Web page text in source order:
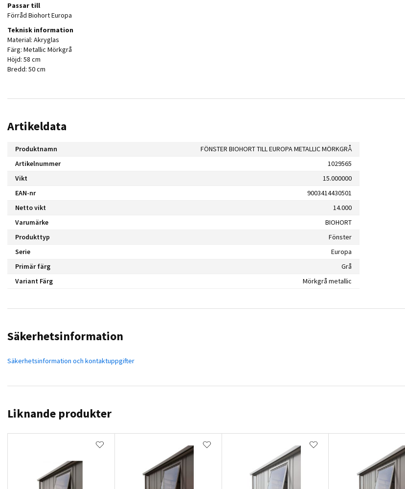
Passar till
Förråd Biohort Europa
Teknisk information
Material: Akryglas
Färg: Metallic Mörkgrå
Höjd: 58 cm
Bredd: 50 cm
Artikeldata
Produktnamn
FÖNSTER BIOHORT TILL EUROPA METALLIC MÖRKGRÅ
Artikelnummer
1029565
Vikt
15.000000
EAN-nr
9003414430501
Netto vikt
14.000
Varumärke
BIOHORT
Produkttyp
Fönster
Serie
Europa
Primär färg
Grå
Variant Färg
Mörkgrå metallic
Säkerhetsinformation
Säkerhetsinformation och kontaktuppgifter
Liknande produkter